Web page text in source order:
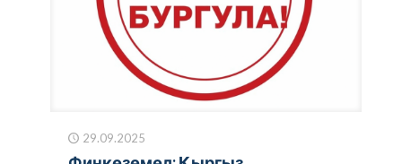
29.09.2025